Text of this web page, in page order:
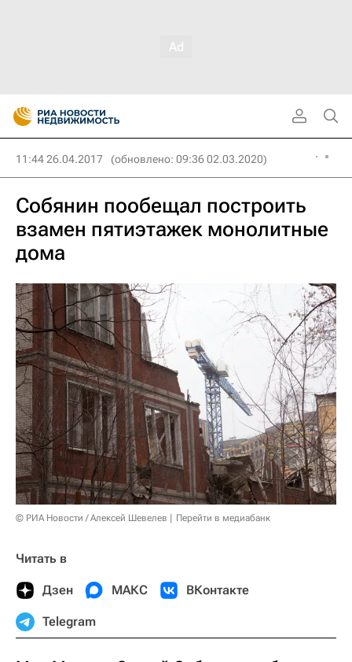
11:44 26.04.2017 (обновлено: 09:36 02.03.2020)
Собянин пообещал построить
взамен пятиэтажек монолитные
дома
© РИА Новости / Алексей Шевелев Перейти в медиабанк
Читать в
Дзен МАКС ВКонтакте
Telegram